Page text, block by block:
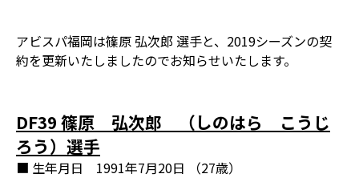
アビスパ福岡は篠原 弘次郎 選手と、2019シーズンの契
約を更新いたしましたのでお知らせいたします。
DF39 篠原 弘次郎 （しのはら こうじ
ろう）選手
■ 生年月日
1991年7月20日 （27歳）